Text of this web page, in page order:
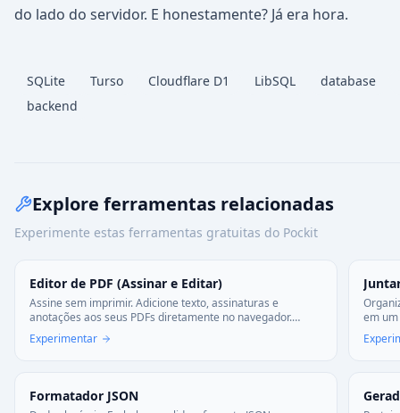
do lado do servidor. E honestamente? Já era hora.
SQLite Turso Cloudflare D1 LibSQL
database
backend
Explore ferramentas relacionadas
Experimente estas ferramentas gratuitas do Pockit
Editor de PDF (Assinar e Editar)
Assine sem imprimir. Adicione texto, assinaturas e
anotações aos seus PDFs diretamente no navegador.
Rápido, gratuito e sem instalar nada.
Experimentar
em
Formatador JSON